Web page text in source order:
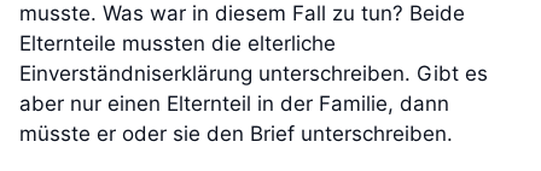
musste. Was war in diesem Fall zu tun? Beide
Elternteile mussten die elterliche
Einverständniserklärung unterschreiben. Gibt es
aber nur einen Elternteil in der Familie, dann
müsste er oder sie den Brief unterschreiben.